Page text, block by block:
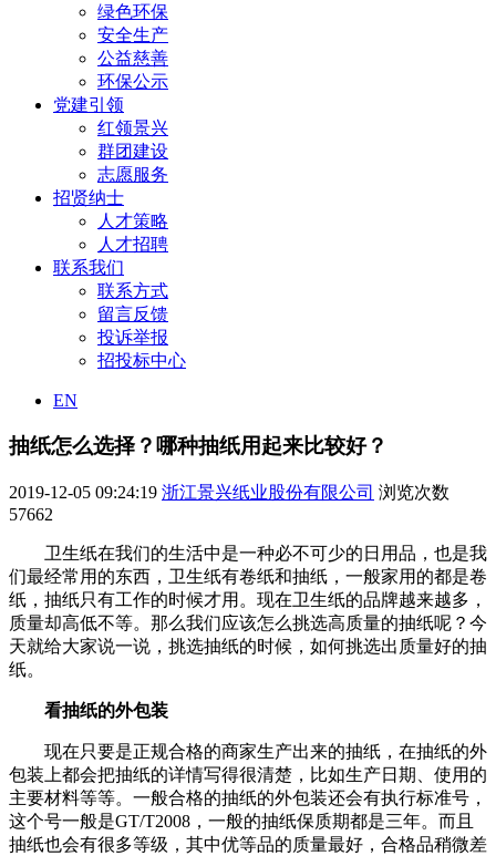
绿色环保
安全生产
公益慈善
环保公示
党建引领
红领景兴
群团建设
志愿服务
招贤纳士
人才策略
人才招聘
联系我们
联系方式
留言反馈
投诉举报
招投标中心
EN
抽纸怎么选择？哪种抽纸用起来比较好？
2019-12-05 09:24:19 浙江景兴纸业股份有限公司 浏览次数
57662
卫生纸在我们的生活中是一种必不可少的日用品，也是我
们最经常用的东西，卫生纸有卷纸和抽纸，一般家用的都是卷
纸，抽纸只有工作的时候才用。现在卫生纸的品牌越来越多，
质量却高低不等。那么我们应该怎么挑选高质量的抽纸呢？今
天就给大家说一说，挑选抽纸的时候，如何挑选出质量好的抽
纸。
看抽纸的外包装
现在只要是正规合格的商家生产出来的抽纸，在抽纸的外
包装上都会把抽纸的详情写得很清楚，比如生产日期、使用的
主要材料等等。一般合格的抽纸的外包装还会有执行标准号，
这个号一般是GT/T2008，一般的抽纸保质期都是三年。而且
抽纸也会有很多等级，其中优等品的质量最好，合格品稍微差